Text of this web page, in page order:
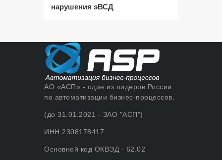
нарушения эВСД
АО «АСП» - один из лидеров России
по автоматизации бизнес-процессов.
(до 31.01.2021 - ЗАО "АСП")
ИНН 2308178417
Основной код ОКВЭД - 62.02